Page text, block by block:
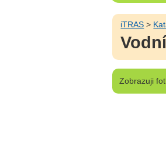
iTRAS >
Zobrazuji